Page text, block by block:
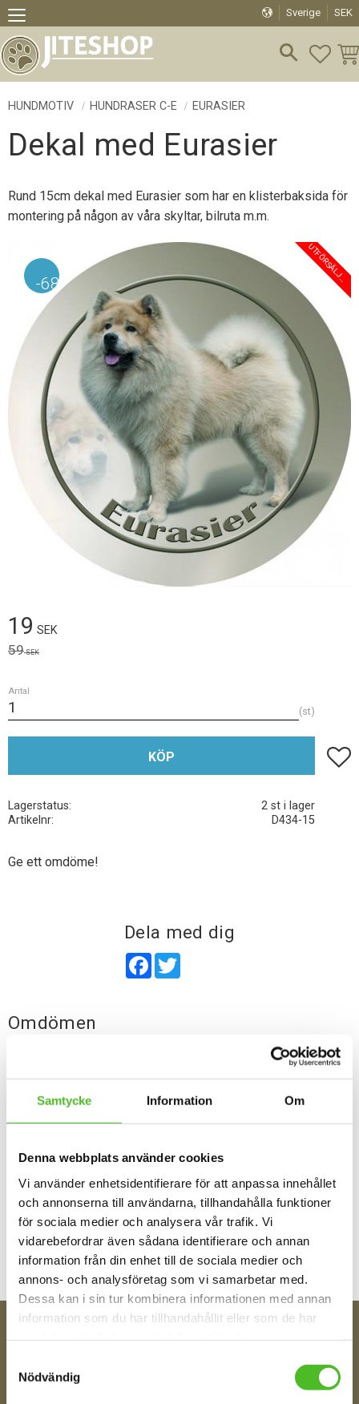
Samtycke Information Om
Denna webbplats använder cookies
Vi använder enhetsidentifierare för att anpassa innehållet
och annonserna till användarna, tillhandahålla funktioner
för sociala medier och analysera vår trafik. Vi
vidarebefordrar även sådana identifierare och annan
information från din enhet till de sociala medier och
annons- och analysföretag som vi samarbetar med.
Dessa kan i sin tur kombinera informationen med annan
information som du har tillhandahållit eller som de har
Nödvändig
Meny
Sverige SEK
HUNDMOTIV HUNDRASER C-E EURASIER
Dekal med Eurasier
Rund 15cm dekal med Eurasier som har en klisterbaksida för
montering på någon av våra skyltar, bilruta m.m.
68 U
T
F
Ö
R
S
Ä
L
J
N
I
N
G
Nedsatt pris:
19 SEK
Ordinarie pris:
59SEK
Antal
st
KÖP Lägg
Lagerstatus
2 st i lager
Artikelnr
D434-15
Ge ett omdöme!
Dela med dig
Facebook
Omdömen
Bli den första att lämna ett omdöme.